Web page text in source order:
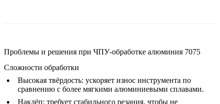
Проблемы и решения при ЧПУ-обработке алюминия 7075
Сложности обработки
Высокая твёрдость: ускоряет износ инструмента по
сравнению с более мягкими алюминиевыми сплавами.
Наклёп: требует стабильного резания, чтобы не